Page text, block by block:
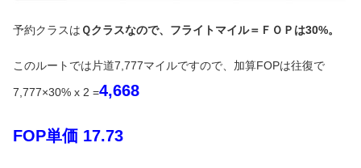
予約クラスは Ｑクラスなので、フライトマイル＝ＦＯＰは30%。
このルートでは片道7,777マイルですので、加算FOPは往復で
7,777×30% x 2 =4,668
FOP単価 17.73